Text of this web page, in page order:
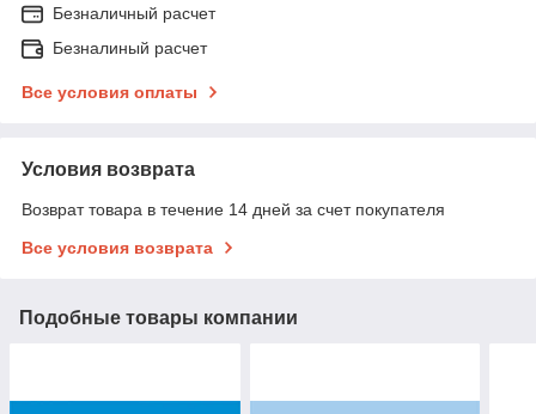
Безналичный расчет
Безналиный расчет
Все условия оплаты
Условия возврата
Возврат товара в течение 14 дней за счет покупателя
Все условия возврата
Подобные товары компании